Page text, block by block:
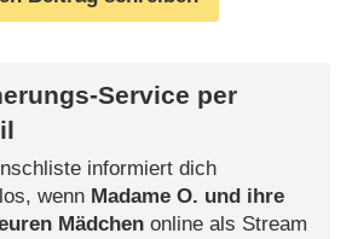
Service per
informiert dich
wenn Madame O. und ihre
Mädchenonline als Stream